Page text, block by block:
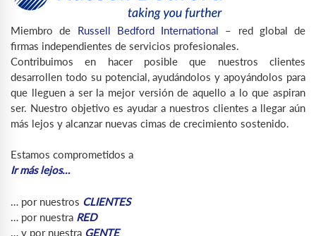
Miembro de Russell Bedford International – red global de
firmas independientes de servicios profesionales.
Contribuimos en hacer posible que nuestros clientes
desarrollen todo su potencial, ayudándolos y apoyándolos para
que lleguen a ser la mejor versión de aquello a lo que aspiran
ser. Nuestro objetivo es ayudar a nuestros clientes a llegar aún
más lejos y alcanzar nuevas cimas de crecimiento sostenido.
Estamos comprometidos a
Ir más lejos…
… por nuestros CLIENTES
… por nuestra RED
… y por nuestra GENTE